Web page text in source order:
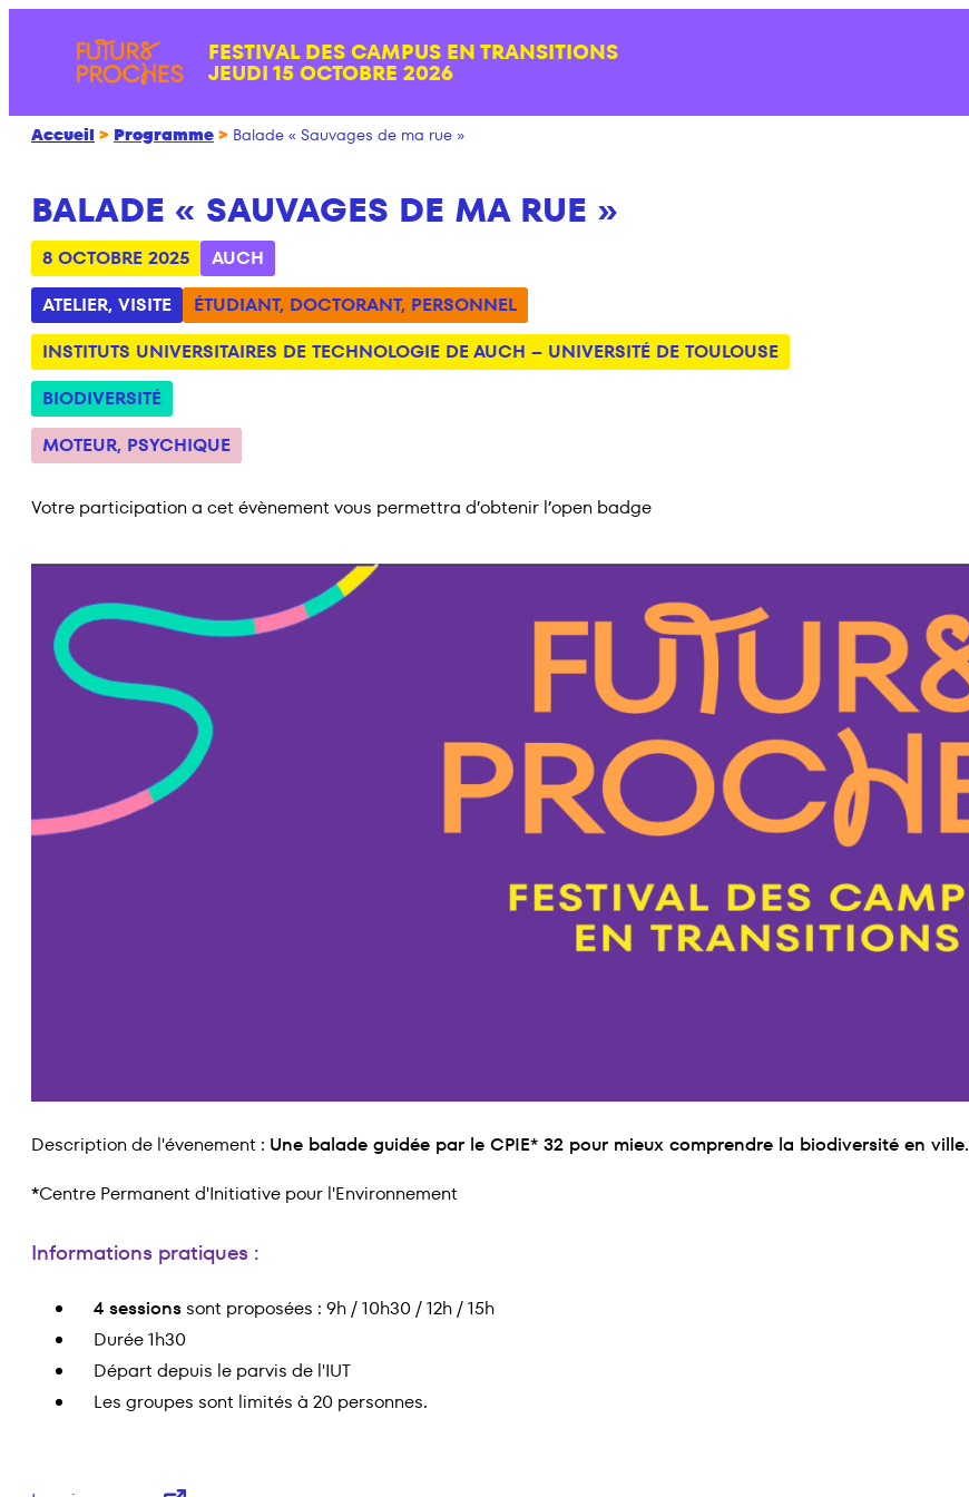
FESTIVAL DES CAMPUS EN TRANSITIONS
JEUDI 15 OCTOBRE 2026
Accueil > Programme > Balade « Sauvages de ma rue »
BALADE « SAUVAGES DE MA RUE »
8 OCTOBRE 2025
AUCH
ATELIER, VISITE ÉTUDIANT, DOCTORANT, PERSONNEL
INSTITUTS UNIVERSITAIRES DE TECHNOLOGIE DE AUCH – UNIVERSITÉ DE TOULOUSE
BIODIVERSITÉ
MOTEUR, PSYCHIQUE
Votre participation a cet évènement vous permettra d’obtenir l’open badge
Description de l'évenement : Une balade guidée par le CPIE* 32 pour mieux comprendre la biodiversité en ville.
*Centre Permanent d'Initiative pour l'Environnement
Informations pratiques :
4 sessions sont proposées : 9h / 10h30 / 12h / 15h
Durée 1h30
Départ depuis le parvis de l'IUT
Les groupes sont limités à 20 personnes.